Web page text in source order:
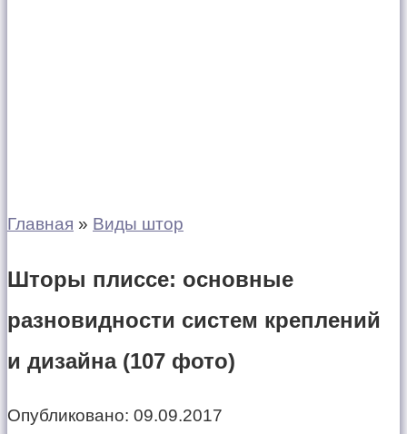
Главная » Виды штор
Шторы плиссе: основные
разновидности систем креплений
и дизайна (107 фото)
Опубликовано: 09.09.2017